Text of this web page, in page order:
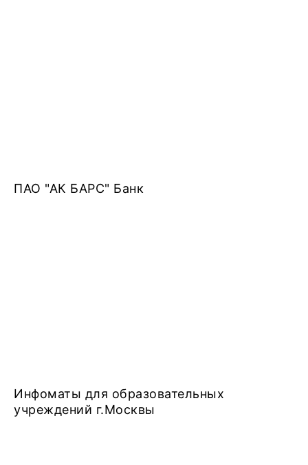
ПАО "АК БАРС" Банк
Инфоматы для образовательных
учреждений г.Москвы